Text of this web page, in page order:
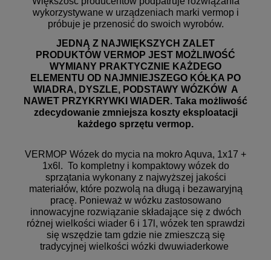
wykorzystywane w urządzeniach marki vermop i
próbuje je przenosić do swoich wyrobów.
JEDNĄ Z NAJWIĘKSZYCH ZALET
PRODUKTÓW VERMOP JEST MOŻLIWOŚĆ
WYMIANY PRAKTYCZNIE KAŻDEGO
ELEMENTU OD NAJMNIEJSZEGO KÓŁKA PO
WIADRA, DYSZLE, PODSTAWY WÓZKÓW A
NAWET PRZYKRYWKI WIADER. Taka możliwość
zdecydowanie zmniejsza koszty eksploatacji
każdego sprzętu vermop.
VERMOP Wózek do mycia na mokro Aquva, 1x17 +
1x6l. To kompletny i kompaktowy wózek do
sprzątania wykonany z najwyższej jakości
materiałów, które pozwolą na długą i bezawaryjną
pracę. Ponieważ w wózku zastosowano
innowacyjne rozwiązanie składające się z dwóch
różnej wielkości wiader 6 i 17l, wózek ten sprawdzi
się wszędzie tam gdzie nie zmieszczą się
tradycyjnej wielkości wózki dwuwiaderkowe